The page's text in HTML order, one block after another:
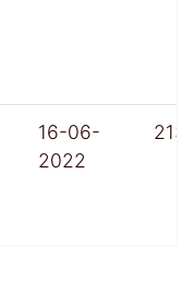
16-06-
2022